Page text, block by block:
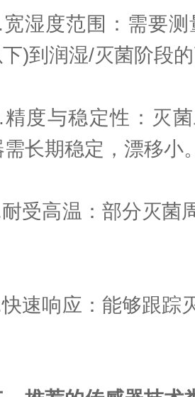
度范围：需要测
)到润湿/灭菌阶段
与稳定性：灭菌
长期稳定，漂移小
高温：部分灭菌
响应：能够跟踪